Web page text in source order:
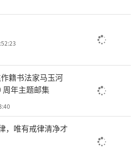
周年主题邮集
，唯有戒律清净才